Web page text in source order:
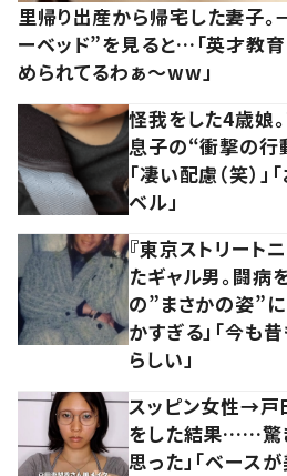
里帰り出産から帰宅した妻子
ーベッド”を見ると…「英才教
められてるわぁ～ww」
怪我をした4歳娘
息子の“衝撃の
「凄い配慮（笑）
ベル」
『東京ストリート
たギャル男。闘病
の”まさかの姿”に…
かすぎる」「今も
らしい」
スッピン女性→戸
をした結果……驚
思った」「ベースが